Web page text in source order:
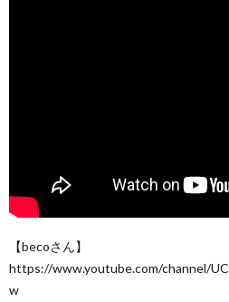
【becoさん】
https://www.youtube.com/channel/
w